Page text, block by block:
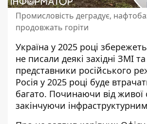
Промисловість деградує,
продовжать горіти
Україна у 2025 році
не писали деякі західні ЗМІ
представники російського
Росія у 2025 році буде
багато. Починаючи від живої
закінчуючи